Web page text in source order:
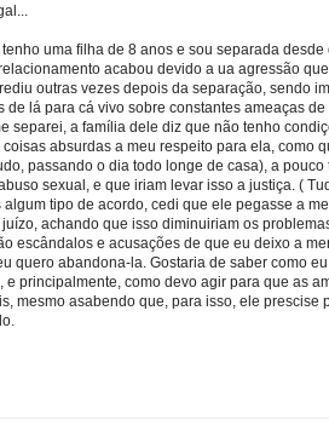
uma filha de 8 anos e sou separada desde
acabou devido a ua agressão
outras vezes depois da separação, sendo
de lá para cá vivo sobre constantes ameaças
separei, a família dele diz que não tenho
absurdas a meu respeito para ela, como
passando o dia todo longe de casa), a pouco
sexual, e que iriam levar isso a justiça. (
algum tipo de acordo, cedi que ele pegasse a
achando que isso diminuiriam os
escândalos e acusações de que eu deixo a
quero abandona-la. Gostaria de saber como
e principalmente, como devo agir para que as
mesmo asabendo que, para isso, ele prescise